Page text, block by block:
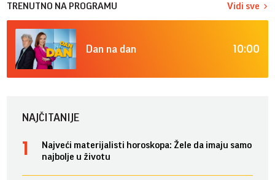
TRENUTNO NA PROGRAMU Vidi sve
Dan na dan 10:00
NAJČITANIJE
Najveći materijalisti horoskopa: Žele da imaju samo
najbolje u životu